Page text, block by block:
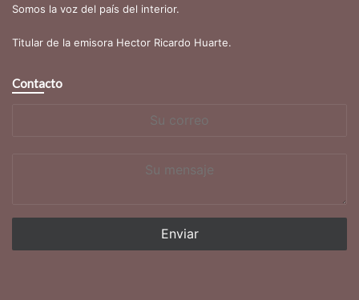
Somos la voz del país del interior.
Titular de la emisora Hector Ricardo Huarte.
Contacto